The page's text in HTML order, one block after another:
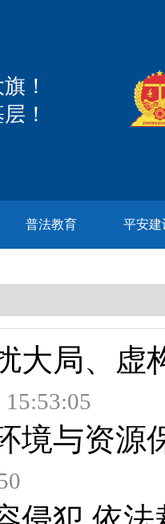
！
！
普法教育 平安建
大局、虚
15:53:05
境与资源